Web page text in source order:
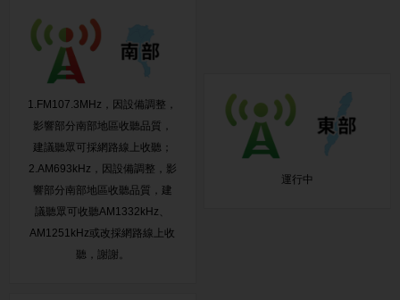
1.FM107.3MHz，因設備調整，
影響部分南部地區收聽品質，
建議聽眾可採網路線上收聽；
2.AM693kHz，因設備調整，影
響部分南部地區收聽品質，建
議聽眾可收聽AM1332kHz、
AM1251kHz或改採網路線上收
聽，謝謝。
運行中